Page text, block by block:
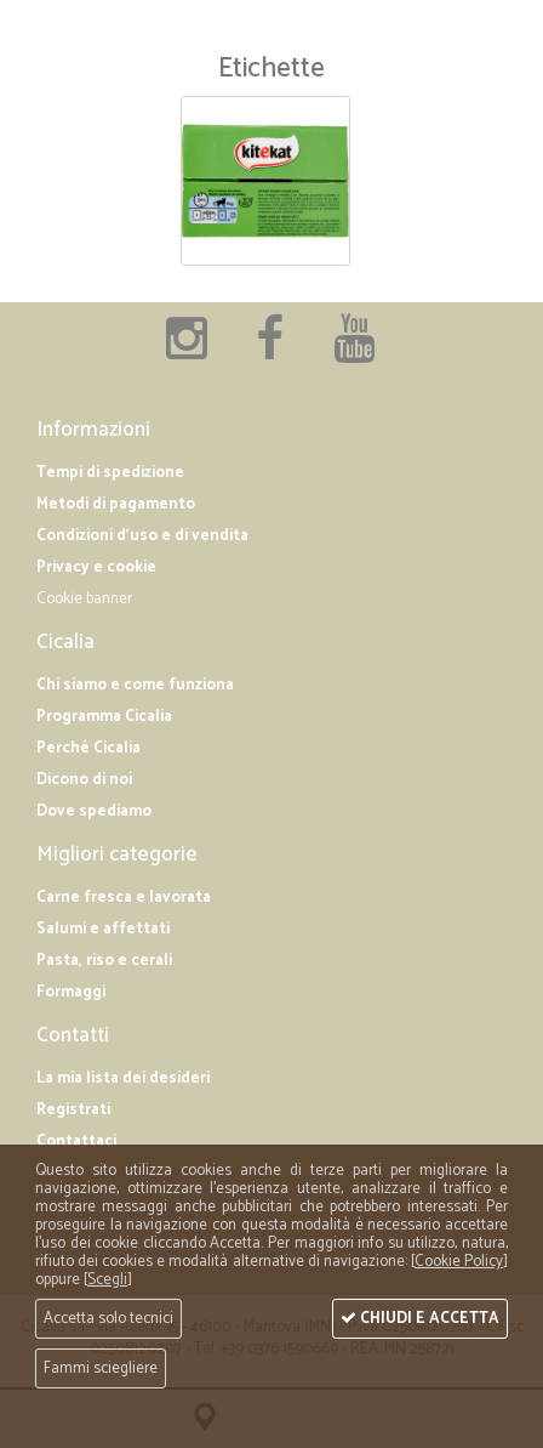
Etichette
Informazioni
Tempi di spedizione
Metodi di pagamento
Condizioni d'uso e di vendita
Privacy e cookie
Cookie banner
Cicalia
Chi siamo e come funziona
Programma Cicalia
Perché Cicalia
Dicono di noi
Dove spediamo
Migliori categorie
Carne fresca e lavorata
Salumi e affettati
Pasta, riso e cerali
Formaggi
Contatti
La mia lista dei desideri
Registrati
Contattaci
Cicalia srl - via Acerbi 35 - 46100 - Mantova (MN) - P.iva 02508120207 - C.Fisc
02508120207 - Tel. +39 0376 1590669 - REA: MN 258721
Questo sito utilizza cookies anche di terze parti per migliorare la
navigazione, ottimizzare l'esperienza utente, analizzare il traffico e
mostrare messaggi anche pubblicitari che potrebbero interessati. Per
proseguire la navigazione con questa modalità è necessario accettare
l'uso dei cookie cliccando Accetta. Per maggiori info su utilizzo, natura,
rifiuto dei cookies e modalità alternative di navigazione: [Cookie Policy]
oppure [Scegli]
Accetta solo tecnici
Fammi sciegliere
CHIUDI E ACCETTA